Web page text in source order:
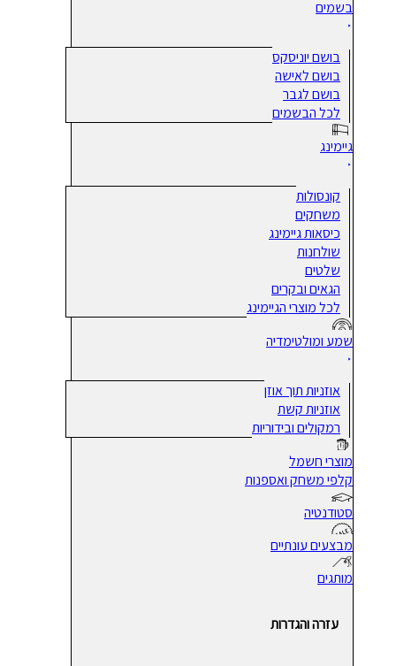
בשמים
בושם יוניסקס
בושם לאישה
בושם לגבר
לכל הבשמים
גיימינג
קונסולות
משחקים
כיסאות גיימינג
שולחנות
שלטים
הגאים ובקרים
לכל מוצרי הגיימינג
שמע ומולטימדיה
אוזניות תוך אוזן
אוזניות קשת
רמקולים ובידוריות
מוצרי חשמל
קלפי משחק ואספנות
סטודנטיה
מבצעים עונתיים
מותגים
עזרה והגדרות